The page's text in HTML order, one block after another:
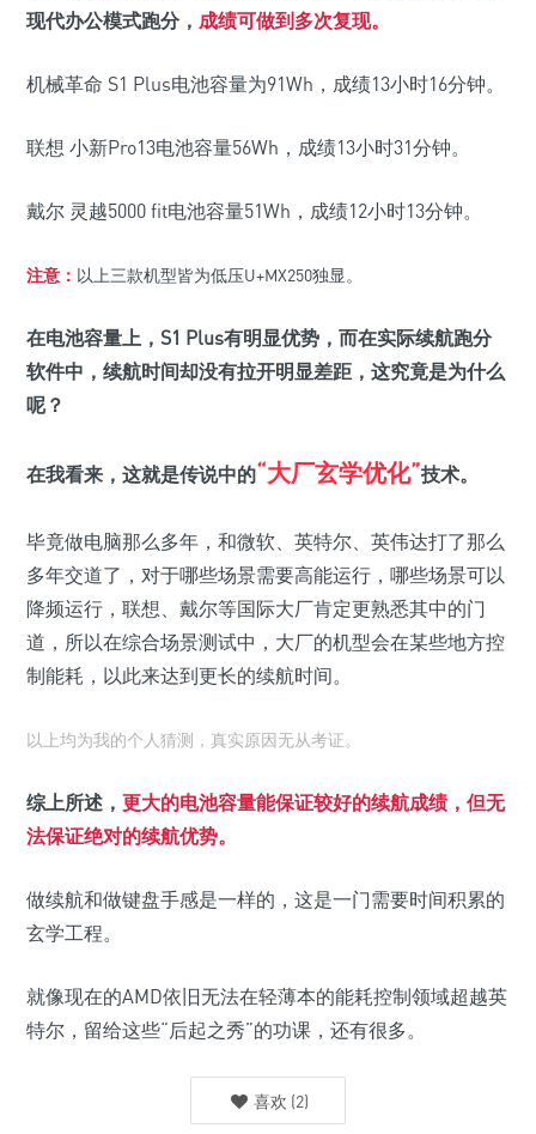
现代办公模式跑分， 成绩可做到多次复现。
机械革命 S1 Plus电池容量为91Wh，成绩13小时16分钟。
联想 小新Pro13电池容量56Wh，成绩13小时31分钟。
戴尔 灵越5000 fit电池容量51Wh，成绩12小时13分钟。
注意： 以上三款机型皆为低压U+MX250独显。
在电池容量上，S1 Plus有明显优势，而在实际续航跑分
软件中，续航时间却没有拉开明显差距，这究竟是为什么
呢？
在我看来，这就是传说中的“大厂玄学优化”技术。
毕竟做电脑那么多年，和微软、英特尔、英伟达打了那么
多年交道了，对于哪些场景需要高能运行，哪些场景可以
降频运行，联想、戴尔等国际大厂肯定更熟悉其中的门
道，所以在综合场景测试中，大厂的机型会在某些地方控
制能耗，以此来达到更长的续航时间。
以上均为我的个人猜测，真实原因无从考证。
综上所述， 更大的电池容量能保证较好的续航成绩，但无
法保证绝对的续航优势。
做续航和做键盘手感是一样的，这是一门需要时间积累的
玄学工程。
就像现在的AMD依旧无法在轻薄本的能耗控制领域超越英
特尔，留给这些“后起之秀”的功课，还有很多。
喜欢 (2)